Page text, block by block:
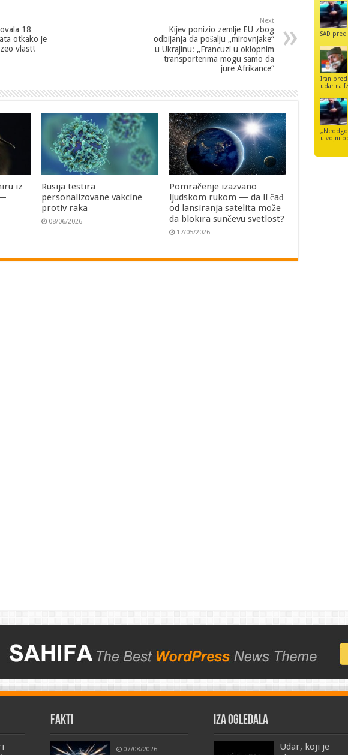
18
otkako je
vlast!
Next
Kijev ponizio zemlje EU zbog
odbijanja da pošalju „mirovnjake“
u Ukrajinu: „Francuzi u oklopnim
transporterima mogu samo da
jure Afrikance“
iz
Rusija testira
personalizovane vakcine
protiv raka
08/06/2026
Pomračenje izazvano
ljudskom rukom — da li čađ
od lansiranja satelita može
da blokira sunčevu svetlost?
17/05/2026
SAD
Iran
udar na
u vojni
FAKTI
07/08/2026
IZA OGLEDALA
Udar, koji je